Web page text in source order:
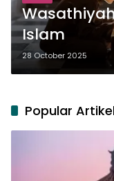
Islam
28 October 2025
Popular